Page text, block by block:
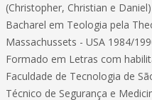
(Christopher, Christian e Daniel)
Bacharel em Teologia pela
Massachussets - USA 1984/
Formado em Letras com
Faculdade de Tecnologia de
Técnico de Segurança e